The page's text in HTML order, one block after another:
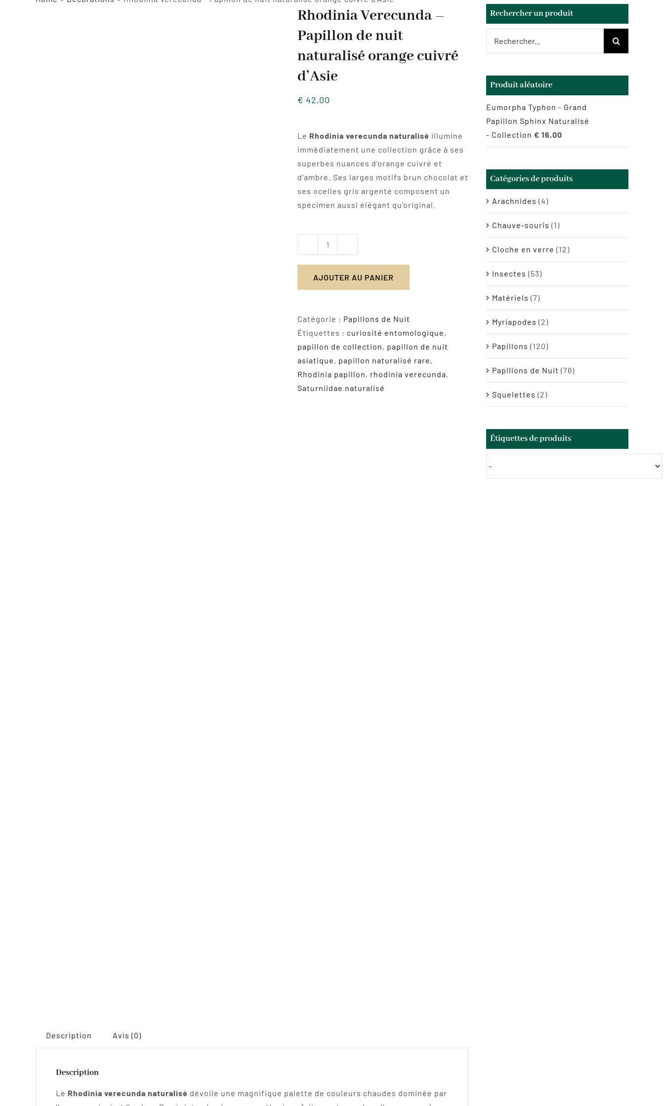
Rhodinia Verecunda –
Papillon de nuit
naturalisé orange cuivré
d’Asie
€ 42,00
Le Rhodinia verecunda naturalisé illumine
immédiatement une collection grâce à ses
superbes nuances d’orange cuivré et
d’ambre. Ses larges motifs brun chocolat et
ses ocelles gris argenté composent un
spécimen aussi élégant qu’original.
quantité
de
Rhodinia
Verecunda
Papillon
de
nuit
naturalisé
orange
cuivré
AJOUTER AU PANIER
Catégorie : Papillons de Nuit
Étiquettes : curiosité entomologique,
papillon de collection, papillon de nuit
asiatique, papillon naturalisé rare,
Rhodinia papillon, rhodinia verecunda,
Saturniidae naturalisé
Description Avis (0)
Description
Le Rhodinia verecunda naturalisé dévoile une magnifique palette de couleurs chaudes dominée par
Rechercher un produit
Produit aléatoire
Eumorpha Typhon - Grand
Papillon Sphinx Naturalisé
- Collection € 16,00
Catégories de produits
Arachnides (4)
Chauve-souris (1)
Cloche en verre (12)
Insectes (53)
Matériels (7)
Myriapodes (2)
Papillons (120)
Papillons de Nuit (76)
Squelettes (2)
Étiquettes de produits